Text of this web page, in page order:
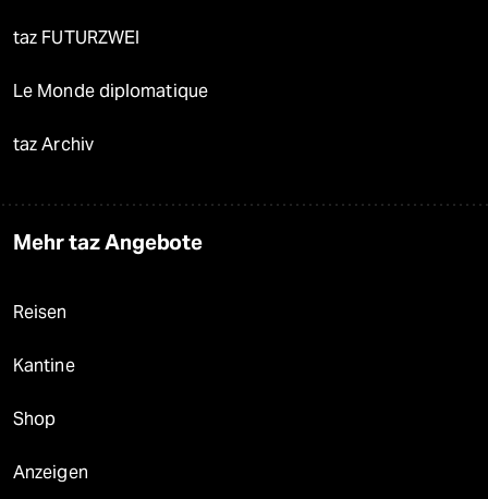
taz FUTURZWEI
Le Monde diplomatique
taz Archiv
Mehr taz Angebote
Reisen
Kantine
Shop
Anzeigen